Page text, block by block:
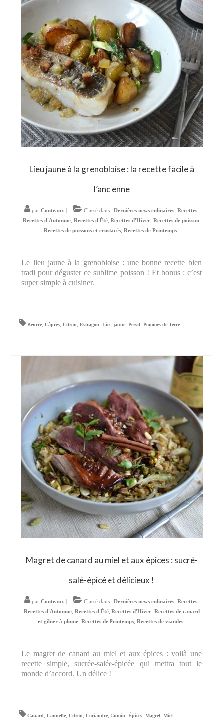
Lieu jaune à la grenobloise : la recette facile à
l’ancienne
par Couteaux Classé dans : Dernières news culinaires Recettes
Recettes d'Automne, Recettes d'Été, Recettes d'Hiver, Recettes de poisson,
Recettes de poissons et crustacés Recettes de Printemps
Le lieu jaune à la grenobloise : une bonne recette bien
tradi pour déguster ce sublime poisson ! Et bonus : c’est
super simple à cuisiner.
Beurre,Câpres,Citron,Estragon,Lieu jaune,Persil,Pommes de Terre
Magret de canard au miel et aux épices : sucré-
salé-épicé et délicieux !
par Couteaux Classé dans : Dernières news culinaires Recettes
Recettes d'Automne, Recettes d'Été, Recettes d'Hiver, Recettes de canard
et gibier à plume, Recettes de Printemps, Recettes de viandes
Le magret de canard au miel et aux épices : voilà une
recette simple, sucrée-salée-épicée qui mettra tout le
monde d’accord. Un délice !
Canard,Cannelle,Citron,Coriandre,Cumin,Épices,Magret,Miel